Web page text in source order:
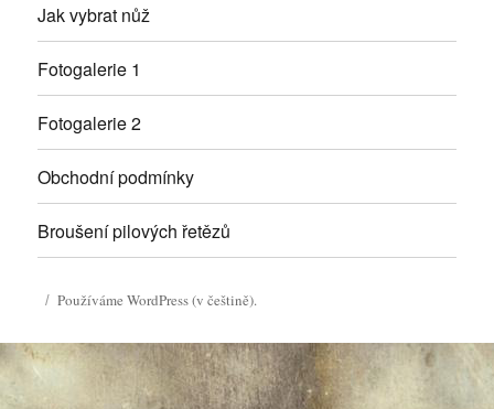
Jak vybrat nůž
Fotogalerie 1
Fotogalerie 2
Obchodní podmínky
Broušení pilových řetězů
Používáme WordPress (v češtině).